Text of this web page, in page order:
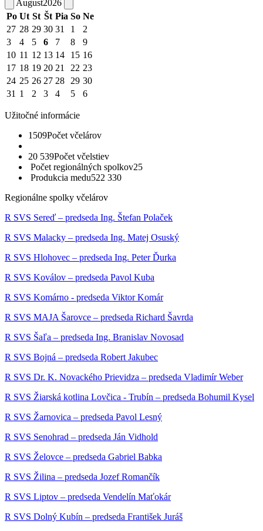
August2026
Po Ut St Št Pia So Ne
27 28 29 30 31 1
2
3
4 5 6 7 8
9
10 11 12 13 14 15 16
17 18 19 20 21 22 23
24 25 26 27 28 29 30
31 1 2 3 4 5 6
Užitočné informácie
1509Počet včelárov
20 539Počet včelstiev
Počet regionálných spolkov25
Produkcia medu522 330
Regionálne spolky včelárov
R SVS Sereď – predseda Ing. Štefan Polaček
R SVS Malacky – predseda Ing. Matej Osuský
R SVS Hlohovec – predseda Ing. Peter Ďurka
R SVS Koválov – predseda Pavol Kuba
R SVS Komárno - predseda Viktor Komár
R SVS MAJA Šarovce – predseda Richard Šavrda
R SVS Šaľa – predseda Ing. Branislav Novosad
R SVS Bojná – predseda Robert Jakubec
R SVS Dr. K. Novackého Prievidza – predseda Vladimír Weber
R SVS Žiarská kotlina Lovčica - Trubín – predseda Bohumil Kysel
R SVS Žarnovica – predseda Pavol Lesný
R SVS Senohrad – predseda Ján Vidhold
R SVS Želovce – predseda Gabriel Babka
R SVS Žilina – predseda Jozef Romančík
R SVS Liptov – predseda Vendelín Maťokár
R SVS Dolný Kubín – predseda František Juráš